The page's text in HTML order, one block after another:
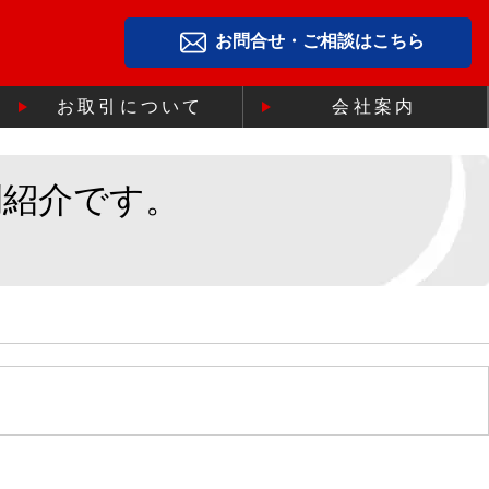
お問合せ・ご相談はこちら
お取引について 会社案内
介です。